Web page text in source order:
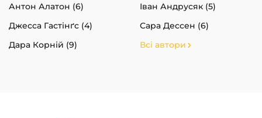
Антон Алатон (6)
Іван Андрусяк (5)
Джесса Гастінґс (4)
Сара Дессен (6)
Дара Корній (9)
Всі автори